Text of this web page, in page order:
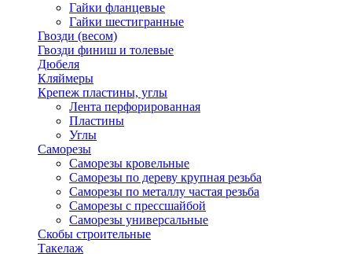
Гайки фланцевые
Гайки шестигранные
Гвозди (весом)
Гвозди финиш и толевые
Дюбеля
Кляймеры
Крепеж пластины, углы
Лента перфорированная
Пластины
Углы
Саморезы
Саморезы кровельные
Саморезы по дереву крупная резьба
Саморезы по металлу частая резьба
Саморезы с прессшайбой
Саморезы универсальные
Скобы строительные
Такелаж